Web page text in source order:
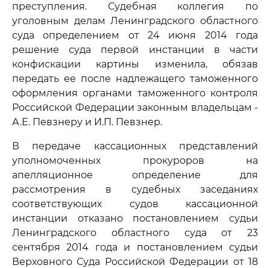
преступления. Судебная коллегия по
уголовным делам Ленинградского областного
суда определением от 24 июня 2014 года
решение суда первой инстанции в части
конфискации картины изменила, обязав
передать ее после надлежащего таможенного
оформления органами таможенного контроля
Российской Федерации законным владельцам -
А.Е. Певзнеру и И.П. Певзнер.
В передаче кассационных представлений
уполномоченных прокуроров на
апелляционное определение для
рассмотрения в судебных заседаниях
соответствующих судов кассационной
инстанции отказано постановлением судьи
Ленинградского областного суда от 23
сентября 2014 года и постановлением судьи
Верховного Суда Российской Федерации от 18